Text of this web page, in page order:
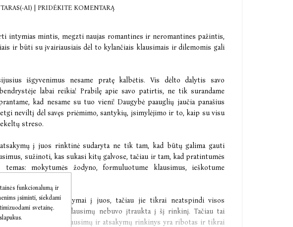
AI) PRIDĖKITE KOMENTARĄ
intymias mintis, megzti naujas romantines ir neromantines pažintis,
ir būti su įvairiausiais dėl to kylančiais klausimais ir dilemomis gali
išgyvenimus nesame pratę kalbėtis. Vis dėlto dalytis savo
labai reikia! Prabilę apie savo patirtis, ne tik surandame
kad nesame su tuo vieni! Daugybė paauglių jaučia panašius
neviltį dėl savęs priėmimo, santykių, įsimylėjimo ir to, kaip su visu
streso.
į juos rinktinė sudaryta ne tik tam, kad būtų galima gauti
sužinoti, kas sukasi kitų galvose, tačiau ir tam, kad pratintumės
mokytumės žodyno, formuluotume klausimus, ieškotume
ir 39 atsakymai į juos, tačiau jie tikrai neatspindi visos
patirties. Daugybė klausimų nebuvo įtraukta į šį rinkinį. Tačiau tai
atsakymų. Nors šis klausimų ir atsakymų rinkinys yra ribotas ir tikrai
funkcionalumą ir
įsiminti, siekdami
svetainę.